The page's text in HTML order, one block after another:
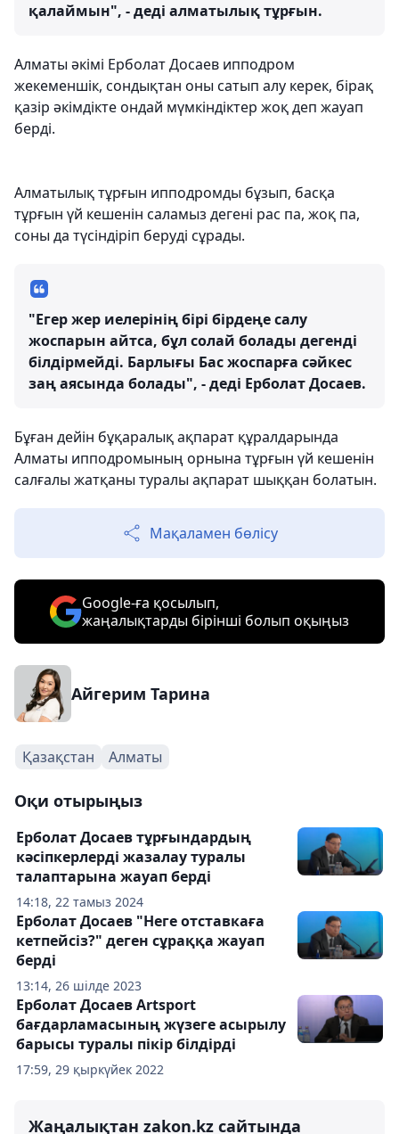
қалаймын", - деді алматылық тұрғын.
Алматы әкімі Ерболат Досаев ипподром
жекеменшік, сондықтан оны сатып алу керек, бірақ
қазір әкімдікте ондай мүмкіндіктер жоқ деп жауап
берді.
Алматылық тұрғын ипподромды бұзып, басқа
тұрғын үй кешенін саламыз дегені рас па, жоқ па,
соны да түсіндіріп беруді сұрады.
"Егер жер иелерінің бірі бірдеңе салу
жоспарын айтса, бұл солай болады дегенді
білдірмейді. Барлығы Бас жоспарға сәйкес
заң аясында болады", - деді Ерболат Досаев.
Бұған дейін бұқаралық ақпарат құралдарында
Алматы ипподромының орнына тұрғын үй кешенін
салғалы жатқаны туралы ақпарат шыққан болатын.
Мақаламен бөлісу
Google-ға қосылып,
жаңалықтарды бірінші болып оқыңыз
Айгерим Тарина
Қазақстан Алматы
Оқи отырыңыз
14:18, 22 тамыз 2024
Ерболат Досаев тұрғындардың
кәсіпкерлерді жазалау туралы
талаптарына жауап берді
13:14, 26 шілде 2023
Ерболат Досаев "Неге отставкаға
кетпейсіз?" деген сұраққа жауап
берді
17:59, 29 қыркүйек 2022
Ерболат Досаев Artsport
бағдарламасының жүзеге асырылу
барысы туралы пікір білдірді
Жаңалықтан zakon.kz сайтында